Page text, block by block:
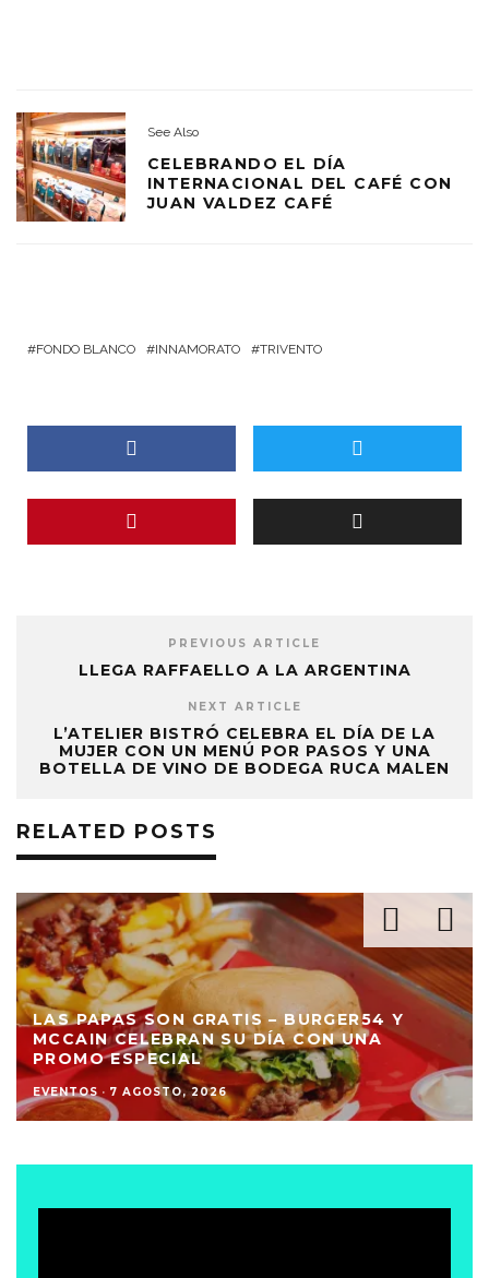
See Also
CELEBRANDO EL DÍA
INTERNACIONAL DEL CAFÉ CON
JUAN VALDEZ CAFÉ
FONDO BLANCO INNAMORATO TRIVENTO
PREVIOUS ARTICLE
LLEGA RAFFAELLO A LA ARGENTINA
NEXT ARTICLE
L’ATELIER BISTRÓ CELEBRA EL DÍA DE LA
MUJER CON UN MENÚ POR PASOS Y UNA
BOTELLA DE VINO DE BODEGA RUCA MALEN
RELATED POSTS
LAS PAPAS SON GRATIS – BURGER54 Y
MCCAIN CELEBRAN SU DÍA CON UNA
PROMO ESPECIAL
EVENTOS · 7 AGOSTO, 2026